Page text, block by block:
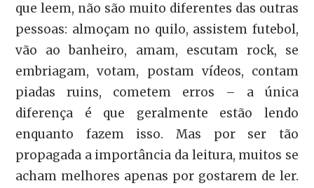
que leem, não são muito diferentes das outras
pessoas: almoçam no quilo, assistem futebol,
vão ao banheiro, amam, escutam rock, se
embriagam, votam, postam vídeos, contam
piadas ruins, cometem erros – a única
diferença é que geralmente estão lendo
enquanto fazem isso. Mas por ser tão
propagada a importância da leitura, muitos se
acham melhores apenas por gostarem de ler.